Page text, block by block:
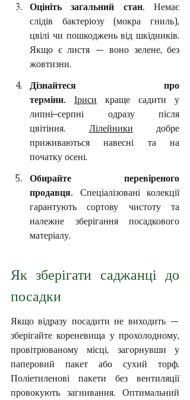
Оцініть загальний стан. Немає
слідів бактеріозу (мокра гниль),
цвілі чи пошкоджень від шкідників.
Якщо є листя — воно зелене, без
жовтизни.
Дізнайтеся про
терміни.
Іриси краще садити у
липні–серпні одразу після
цвітіння. Лілейники добре
приживаються навесні та на
початку осені.
Обирайте перевіреного
продавця. Спеціалізовані колекції
гарантують сортову чистоту та
належне зберігання посадкового
матеріалу.
Як зберігати саджанці до
посадки
Якщо відразу посадити не виходить —
зберігайте кореневища у прохолодному,
провітрюваному місці, загорнувши у
паперовий пакет або сухий торф.
Поліетиленові пакети без вентиляції
провокують загнивання. Оптимальний